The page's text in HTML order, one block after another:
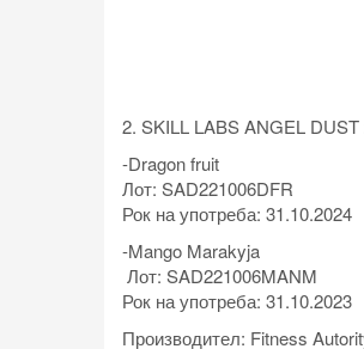
2. SKILL LABS ANGEL DUST
-Dragon fruit
Лот: SAD221006DFR
Рок на употреба: 31.10.2024
-Mango Marakyja
Лот: SAD221006MANM
Рок на употреба: 31.10.2023
Производител: Fitness